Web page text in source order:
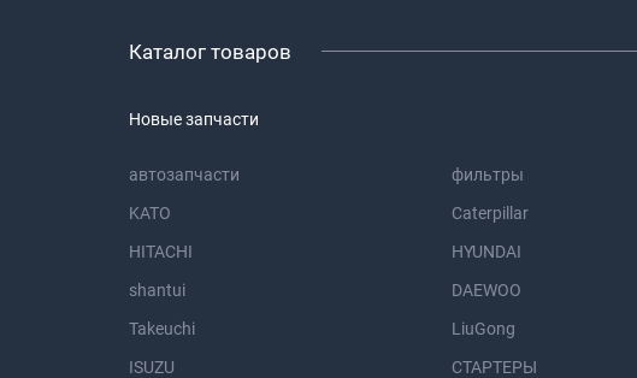
Каталог товаров
Новые запчасти
автозапчасти фильтры
KATO
Caterpillar
HITACHI
HYUNDAI
shantui
DAEWOO
Takeuchi
LiuGong
ISUZU
СТАРТЕРЫ